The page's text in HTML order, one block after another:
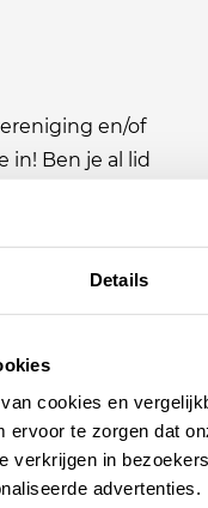
Details
cookies en
ervoor te zorgen dat
verkrijgen in
advertenties.
en/of
in! Ben je al lid